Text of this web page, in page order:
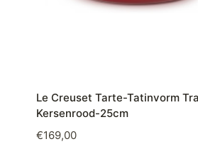
Le Creuset Tarte-Tatinvorm
Kersenrood-25cm
€169,00